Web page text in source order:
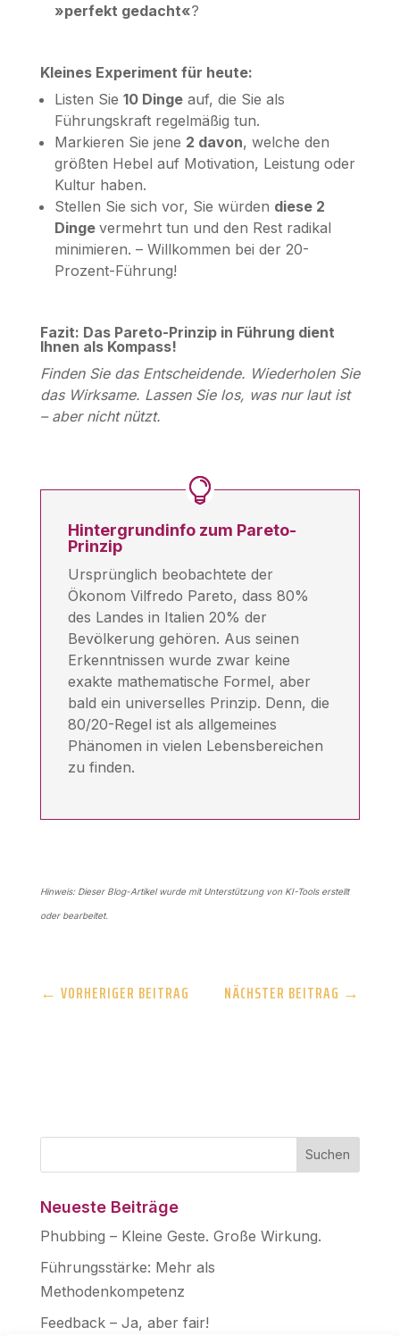
»perfekt gedacht«?
Kleines Experiment für heute:
Listen Sie 10 Dingeauf, die Sie als
Führungskraft regelmäßig tun.
Markieren Sie jene 2 davon, welche den
größten Hebel auf Motivation, Leistung oder
Kultur haben.
Stellen Sie sich vor, Sie würden diese 2
Dinge vermehrt tun und den Rest radikal
minimieren. – Willkommen bei der 20-
Prozent-Führung!
Fazit: Das Pareto-Prinzip in Führung dient
Ihnen als Kompass!
Finden Sie das Entscheidende. Wiederholen Sie
das Wirksame. Lassen Sie los, was nur laut ist
– aber nicht nützt.
Hintergrundinfo zum Pareto-
Prinzip
Ursprünglich beobachtete der
Ökonom Vilfredo Pareto, dass 80%
des Landes in Italien 20% der
Bevölkerung gehören. Aus seinen
Erkenntnissen wurde zwar keine
exakte mathematische Formel, aber
bald ein universelles Prinzip. Denn, die
80/20-Regel ist als allgemeines
Phänomen in vielen Lebensbereichen
zu finden.
Hinweis: Dieser Blog-Artikel wurde mit Unterstützung von KI-Tools erstellt
oder bearbeitet.
← VORHERIGER BEITRAG NÄCHSTER BEITRAG →
Neueste Beiträge
Phubbing – Kleine Geste. Große Wirkung.
Führungsstärke: Mehr als
Methodenkompetenz
Feedback – Ja, aber fair!